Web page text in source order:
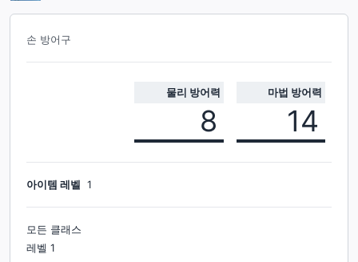
손 방어구
물리 방어력
8
마법 방어력
14
아이템 레벨 1
모든 클래스
레벨 1